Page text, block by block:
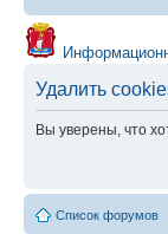
Удалить
Вы уверены, что
Список форумов